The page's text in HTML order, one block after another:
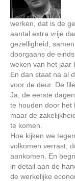
werken, dat is de
aantal extra vrije
gezelligheid,
doorgaans de
weken van het jaar
En dan staat na al
voor de deur. De
Ja, de eerste
te houden door het
maar de
te komen.
Hoe kijken we
volkomen verrast,
aankomen. En
in detail aan de
de werkelijke